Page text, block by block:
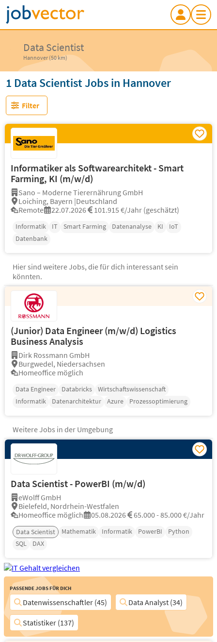
Data Scientist
Hannover (50 km)
1 Data Scientist Jobs in Hannover
Filter
Informatiker als Softwarearchitekt - Smart
Farming, KI (m/w/d)
Sano – Moderne Tierernährung GmbH
Loiching, Bayern |Deutschland
Remote
22.07.2026 101.915 €/Jahr (geschätzt)
Informatik IT Smart Farming Datenanalyse KI
IoT
Datenbank
Hier sind weitere Jobs, die für dich interessant sein
könnten.
(Junior) Data Engineer (m/w/d) Logistics
Business Analysis
Dirk Rossmann GmbH
Burgwedel, Niedersachsen
Homeoffice möglich
Data Engineer Databricks
Wirtschaftswissenschaft
Informatik
Datenarchitektur Azure Prozessoptimierung
Weitere Jobs in der Umgebung
Data Scientist - PowerBI (m/w/d)
eWolff GmbH
Bielefeld, Nordrhein-Westfalen
Homeoffice möglich
05.08.2026 65.000 - 85.000 €/Jahr
Data Scientist Mathematik Informatik PowerBI
Python
SQL
DAX
Passende Jobs für Dich
Datenwissenschaftler (45)
Data Analyst (34)
Statistiker (137)